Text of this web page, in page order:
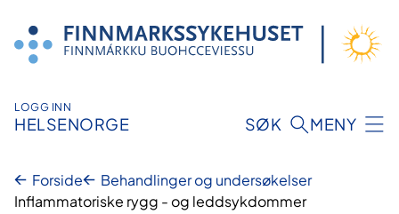
innhold
LOGG INN
HELSENORGE SØK MENY
Forside
Behandlinger og undersøkelser
Inflammatoriske rygg - og leddsykdommer